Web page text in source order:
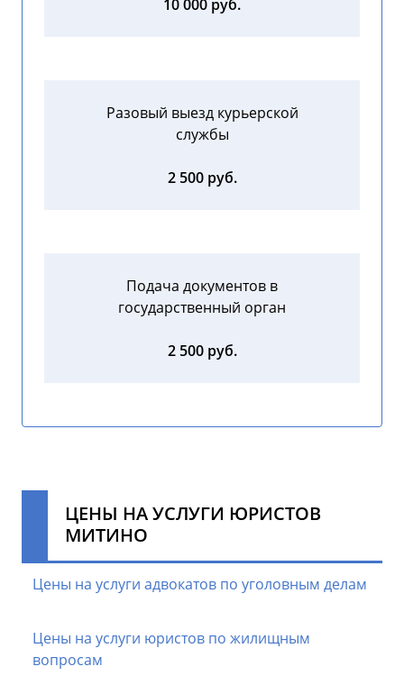
10 000 руб.
Разовый выезд курьерской
службы
2 500 руб.
Подача документов в
государственный орган
2 500 руб.
ЦЕНЫ НА УСЛУГИ ЮРИСТОВ
МИТИНО
Цены на услуги адвокатов по уголовным делам
Цены на услуги юристов по жилищным
вопросам